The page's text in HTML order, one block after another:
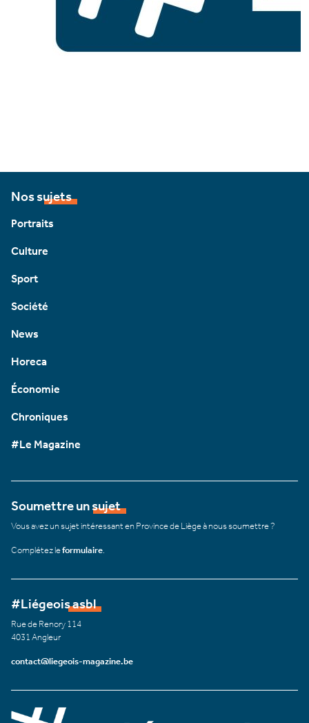
Nos sujets
Portraits
Culture
Sport
Société
News
Horeca
Économie
Chroniques
#Le Magazine
Soumettre un sujet
Vous avez un sujet intéressant en Province de Liège à nous soumettre ?
Complétez leformulaire
#Liégeois asbl
Rue de Renory 114
4031 Angleur
contact@liegeois-magazine.be